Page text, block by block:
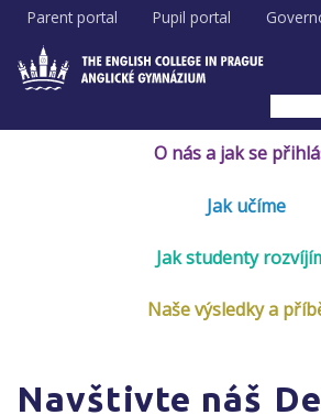
Skip
content
Parent portal Pupil portal
O nás a jak se
Jak učíme
Jak studenty
Naše výsledky a
Navštivte náš